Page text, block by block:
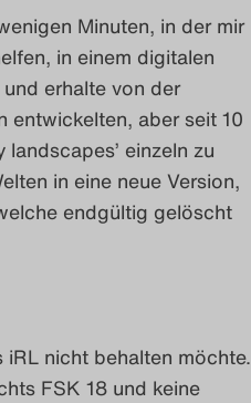
Minuten, in der mir
in einem digitalen
erhalte von der
entwickelten, aber seit 10
einzeln zu
in eine neue Version,
endgültig gelöscht
nicht behalten möchte.
FSK 18 und keine